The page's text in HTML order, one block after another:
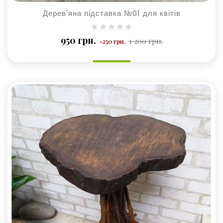
Дерев'яна підставка №01 для квітів
950 грн. Базова
-250 грн. 1 200 грн.Ціна